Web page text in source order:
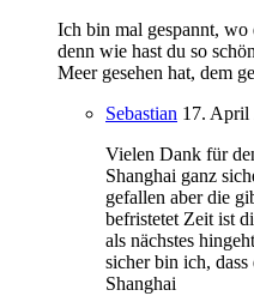
Ich bin mal gespannt, wo
denn wie hast du so
Meer gesehen hat, dem
Sebastian 17. April
Vielen Dank für
Shanghai ganz
gefallen aber die
befristetet Zeit ist
als nächstes
sicher bin ich,
Shanghai